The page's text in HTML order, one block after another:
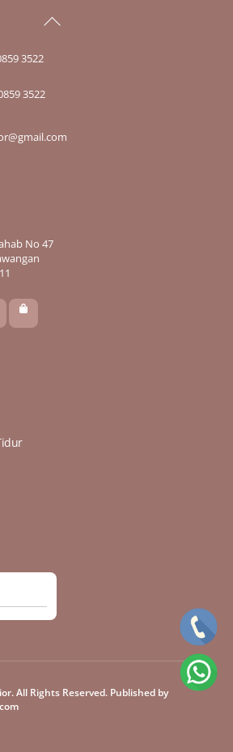
Back
3522
3522
No 47
All Rights Reserved. Published by